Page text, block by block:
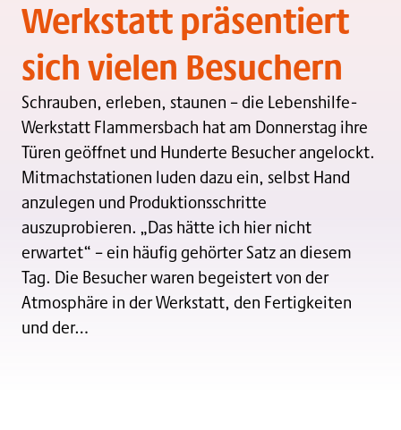
Werkstatt präsentiert
sich vielen Besuchern
Schrauben, erleben, staunen – die Lebenshilfe-
Werkstatt Flammersbach hat am Donnerstag ihre
Türen geöffnet und Hunderte Besucher angelockt.
Mitmachstationen luden dazu ein, selbst Hand
anzulegen und Produktionsschritte
auszuprobieren. „Das hätte ich hier nicht
erwartet“ – ein häufig gehörter Satz an diesem
Tag. Die Besucher waren begeistert von der
Atmosphäre in der Werkstatt, den Fertigkeiten
und der…